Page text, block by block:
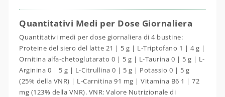
Quantitativi Medi per Dose Giornaliera
Quantitativi medi per dose giornaliera di 4 bustine:
Proteine del siero del latte 21 | 5 g | L-Triptofano 1 | 4 g |
Ornitina alfa-chetoglutarato 0 | 5 g | L-Taurina 0 | 5 g | L-
Arginina 0 | 5 g | L-Citrullina 0 | 5 g | Potassio 0 | 5 g
(25% della VNR) | L-Carnitina 91 mg | Vitamina B6 1 | 72
mg (123% della VNR). VNR: Valore Nutrizionale di